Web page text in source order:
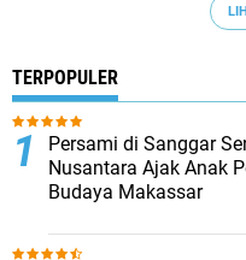
TERPOPULER
Persami di Sanggar
Nusantara Ajak Anak
Budaya Makassar